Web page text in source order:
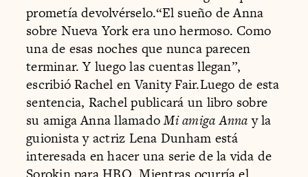
prometía devolvérselo.“El sueño de Anna
sobre Nueva York era uno hermoso. Como
una de esas noches que nunca parecen
terminar. Y luego las cuentas llegan”,
escribió Rachel en Vanity Fair.Luego de esta
sentencia, Rachel publicará un libro sobre
su amiga Anna llamadoMi amiga Annay la
guionista y actriz Lena Dunham está
interesada en hacer una serie de la vida de